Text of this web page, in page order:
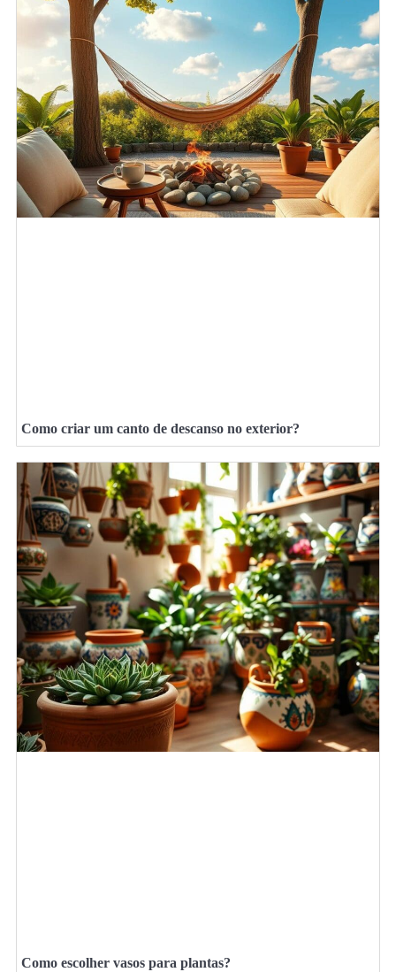
Como criar um canto de descanso no exterior?
Como escolher vasos para plantas?